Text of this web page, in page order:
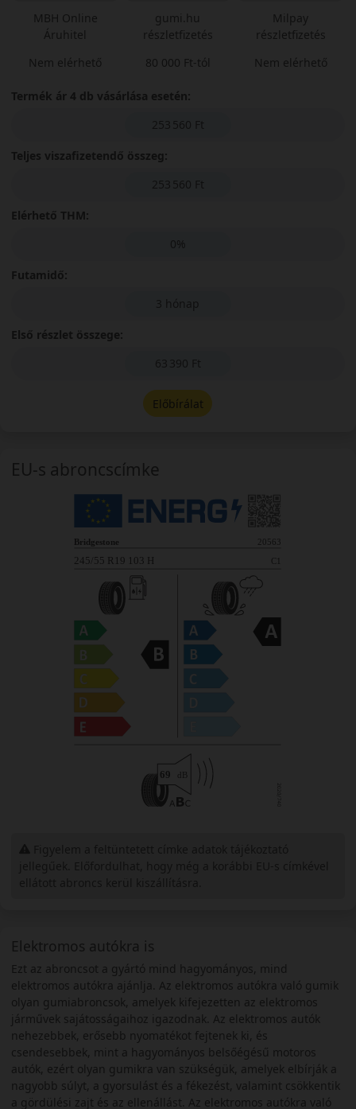
Elektromos autókra is
Ezt az abroncsot a gyártó mind hagyományos, mind
elektromos autókra ajánlja. Az elektromos autókra való gumik
olyan gumiabroncsok, amelyek kifejezetten az elektromos
járművek sajátosságaihoz igazodnak. Az elektromos autók
nehezebbek, erősebb nyomatékot fejtenek ki, és
csendesebbek, mint a hagyományos belsőégésű motoros
autók, ezért olyan gumikra van szükségük, amelyek elbírják a
nagyobb súlyt, a gyorsulást és a fékezést, valamint csökkentik
a gördülési zajt és az ellenállást. Az elektromos autókra való
MBH Online
Áruhitel
Nem elérhető
gumi.hu
részletfizetés
80 000 Ft-tól
Milpay
részletfizetés
Nem elérhető
Termék ár 4 db vásárlása esetén:
253 560 Ft
Teljes viszafizetendő összeg:
253 560 Ft
Elérhető THM:
0%
Futamidő:
3 hónap
Első részlet összege:
63 390 Ft
Előbírálat
EU-s abroncscímke